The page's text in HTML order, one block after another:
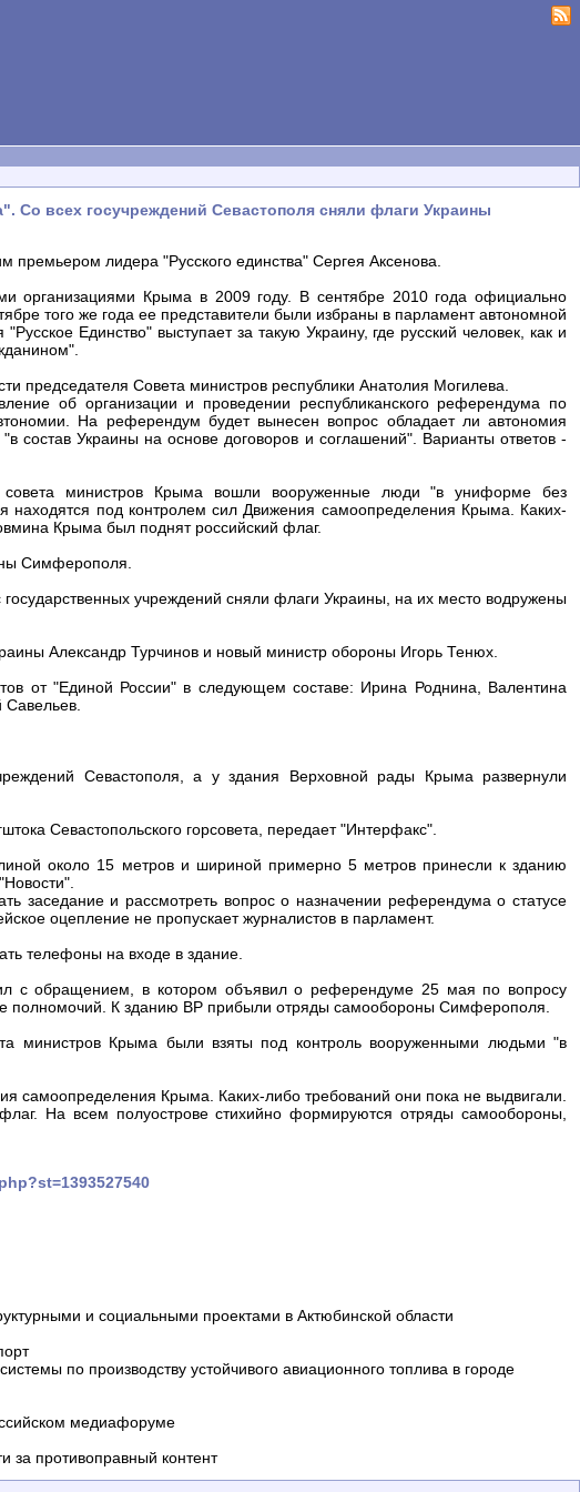
Со всех госучреждений Севастополя сняли флаги Украины
лидера "Русского единства" Сергея Аксенова.
организациями Крыма в 2009 году. В сентябре 2010 года официально
того же года ее представители были избраны в парламент автономной
Единство" выступает за такую Украину, где русский человек, как и
председателя Совета министров республики Анатолия Могилева.
об организации и проведении республиканского референдума по
На референдум будет вынесен вопрос обладает ли автономия
состав Украины на основе договоров и соглашений". Варианты ответов -
министров Крыма вошли вооруженные люди "в униформе без
находятся под контролем сил Движения самоопределения Крыма. Каких-
Крыма был поднят российский флаг.
Симферополя.
учреждений сняли флаги Украины, на их место водружены
Александр Турчинов и новый министр обороны Игорь Тенюх.
от "Единой России" в следующем составе: Ирина Роднина, Валентина
Севастополя, а у здания Верховной рады Крыма развернули
Севастопольского горсовета, передает "Интерфакс".
около 15 метров и шириной примерно 5 метров принесли к зданию
заседание и рассмотреть вопрос о назначении референдума о статусе
оцепление не пропускает журналистов в парламент.
телефоны на входе в здание.
с обращением, в котором объявил о референдуме 25 мая по вопросу
полномочий. К зданию ВР прибыли отряды самообороны Симферополя.
министров Крыма были взяты под контроль вооруженными людьми "в
самоопределения Крыма. Каких-либо требований они пока не выдвигали.
На всем полуострове стихийно формируются отряды самообороны,
и социальными проектами в Актюбинской области
по производству устойчивого авиационного топлива в городе
медиафоруме
за противоправный контент